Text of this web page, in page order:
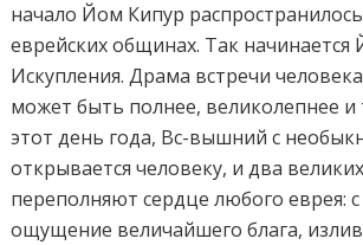
начало Йом Кипур
еврейских общинах. Так
Искупления. Драма встречи
может быть полнее, великолепнее и
этот день года, Вс-вышний с
открывается человеку, и два
переполняют сердце любого еврея:
ощущение величайшего блага,